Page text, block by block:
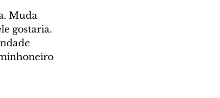
Muda
gostaria.